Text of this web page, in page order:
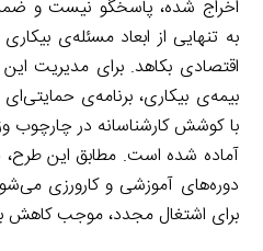
اخراج شده، پاسخگو نیست و
به تنهایی از ابعاد مسئله‌ی
اقتصادی بکاهد. برای مدیریت این
بیمه‌ی بیکاری، برنامه‌ی
با کوشش کارشناسانه در چارچوب
آماده شده است. مطابق این طرح،
دوره‌های آموزشی و کارورزی
برای اشتغال مجدد، موجب کاهش